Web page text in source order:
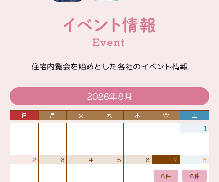
住宅内覧会を始めとした各社のイベント情報
2026年8月
日 月 火 水 木 金
土
1
2 3 4 5 6 7
8件
8
8件